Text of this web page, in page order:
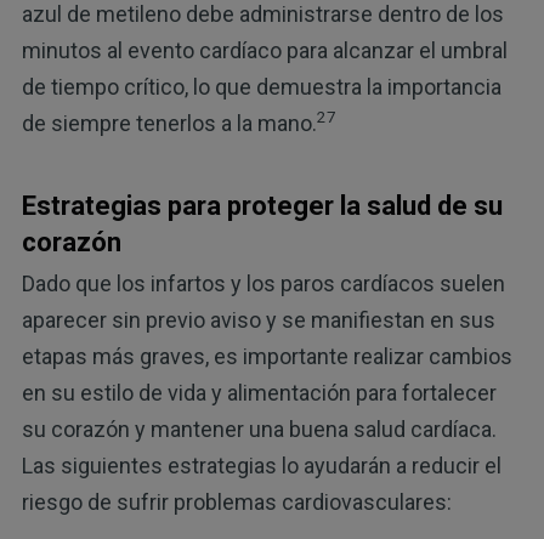
azul de metileno debe administrarse dentro de los
minutos al evento cardíaco para alcanzar el umbral
de tiempo crítico, lo que demuestra la importancia
de siempre tenerlos a la mano.27
Estrategias para proteger la salud de su
corazón
Dado que los infartos y los paros cardíacos suelen
aparecer sin previo aviso y se manifiestan en sus
etapas más graves, es importante realizar cambios
en su estilo de vida y alimentación para fortalecer
su corazón y mantener una buena salud cardíaca.
Las siguientes estrategias lo ayudarán a reducir el
riesgo de sufrir problemas cardiovasculares: